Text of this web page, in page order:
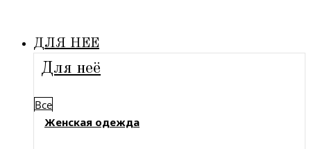
ДЛЯ НЕЕ
Для неё
Все
Женская одежда